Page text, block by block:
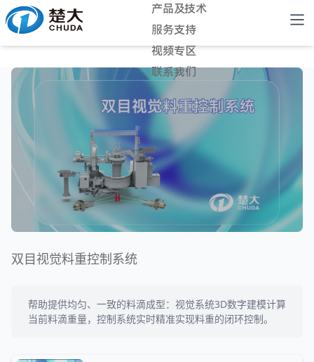
产品及技术
服务支持
视频专区
联系我们
双目视觉料重控制系统
帮助提供均匀、一致的料滴成型：视觉系统3D数字建模计算
当前料滴重量，控制系统实时精准实现料重的闭环控制。